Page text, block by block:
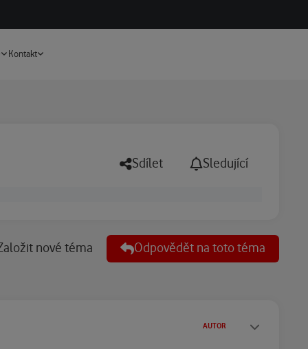
Kontakt
Sdílet Sledující
nové téma Odpovědět na toto téma
AUTOR